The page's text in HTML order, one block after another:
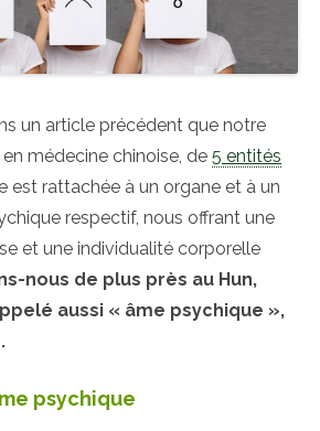
un article précédent que notre
médecine chinoise, de 5 entités
est rattachée à un organe et à un
respectif, nous offrant une
et une individualité corporelle
nous de plus près au Hun,
aussi « âme psychique »,
psychique